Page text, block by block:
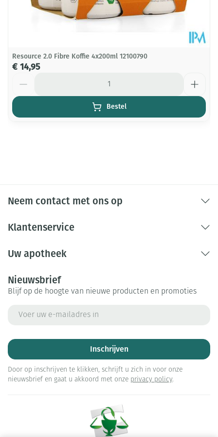
Resource 2.0 Fibre Koffie 4x200ml 12100790
€ 14,95
Bestel
Neem contact met ons op
Klantenservice
Uw apotheek
Nieuwsbrief
Blijf op de hoogte van nieuwe producten en promoties
Inschrijven
Door op inschrijven te klikken, schrijft u zich in voor onze
nieuwsbrief en gaat u akkoord met onze privacy policy.